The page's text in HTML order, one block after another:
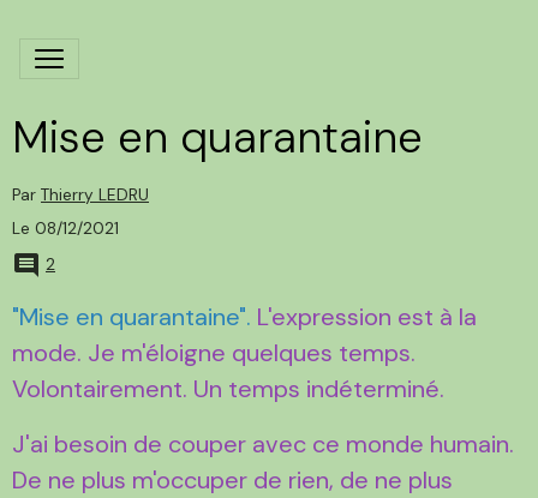
Mise en quarantaine
Par Thierry LEDRU
Le 08/12/2021
2
"Mise en quarantaine". L'expression est à la
mode. Je m'éloigne quelques temps.
Volontairement. Un temps indéterminé.
J'ai besoin de couper avec ce monde humain.
De ne plus m'occuper de rien, de ne plus